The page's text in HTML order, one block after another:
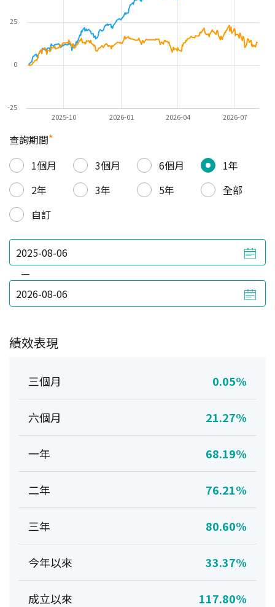
2025-10 2026-01 2026-04 2026-07
-25
0
25
查詢期間*
1個月
3個月 6個月
1年
2年
3年 5年
全部
自訂
—
績效表現
三個月 0.05%
六個月 21.27%
一年 68.19%
二年 76.21%
三年 80.60%
今年以來 33.37%
成立以來 117.80%